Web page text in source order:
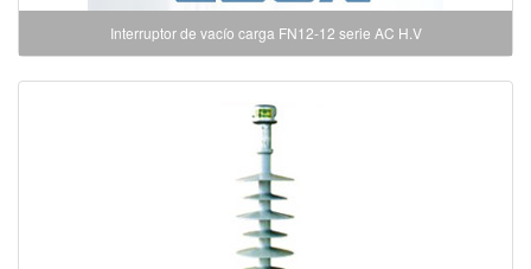
Interruptor de vacío carga FN12-12 serie AC H.V